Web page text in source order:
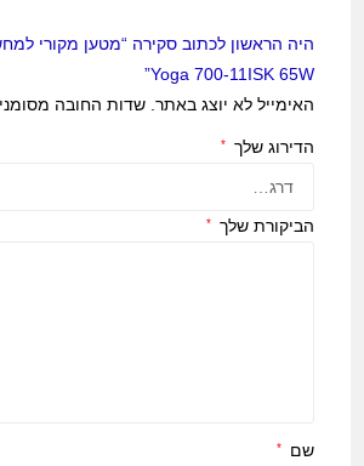
Yoga 700-11ISK 65W”
האימייל לא יוצג באתר. שדות החובה
הדירוג שלך *
הביקורת שלך *
שם *